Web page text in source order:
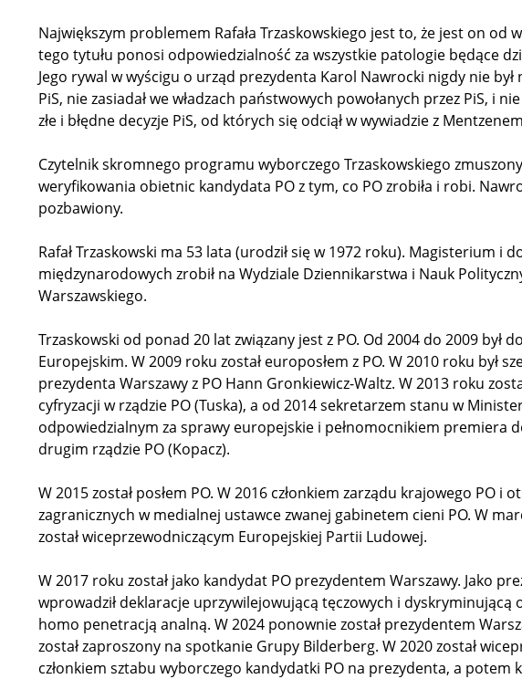
Największym problemem Rafała Trzaskowskiego jest to, że jest on od
tego tytułu ponosi odpowiedzialność za wszystkie patologie będące
Jego rywal w wyścigu o urząd prezydenta Karol Nawrocki nigdy nie był
PiS, nie zasiadał we władzach państwowych powołanych przez PiS, i
złe i błędne decyzje PiS, od których się odciął w wywiadzie z
Czytelnik skromnego programu wyborczego Trzaskowskiego
weryfikowania obietnic kandydata PO z tym, co PO zrobiła i robi.
pozbawiony.
Rafał Trzaskowski ma 53 lata (urodził się w 1972 roku). Magisterium i
międzynarodowych zrobił na Wydziale Dziennikarstwa i Nauk
Warszawskiego.
Trzaskowski od ponad 20 lat związany jest z PO. Od 2004 do 2009 był
Europejskim. W 2009 roku został europosłem z PO. W 2010 roku był
prezydenta Warszawy z PO Hann Gronkiewicz-Waltz. W 2013 roku
cyfryzacji w rządzie PO (Tuska), a od 2014 sekretarzem stanu w
odpowiedzialnym za sprawy europejskie i pełnomocnikiem premiera
drugim rządzie PO (Kopacz).
W 2015 został posłem PO. W 2016 członkiem zarządu krajowego PO i
zagranicznych w medialnej ustawce zwanej gabinetem cieni PO. W
został wiceprzewodniczącym Europejskiej Partii Ludowej.
W 2017 roku został jako kandydat PO prezydentem Warszawy. Jako
wprowadził deklaracje uprzywilejowującą tęczowych i dyskryminującą
homo penetracją analną. W 2024 ponownie został prezydentem
został zaproszony na spotkanie Grupy Bilderberg. W 2020 został
członkiem sztabu wyborczego kandydatki PO na prezydenta, a potem